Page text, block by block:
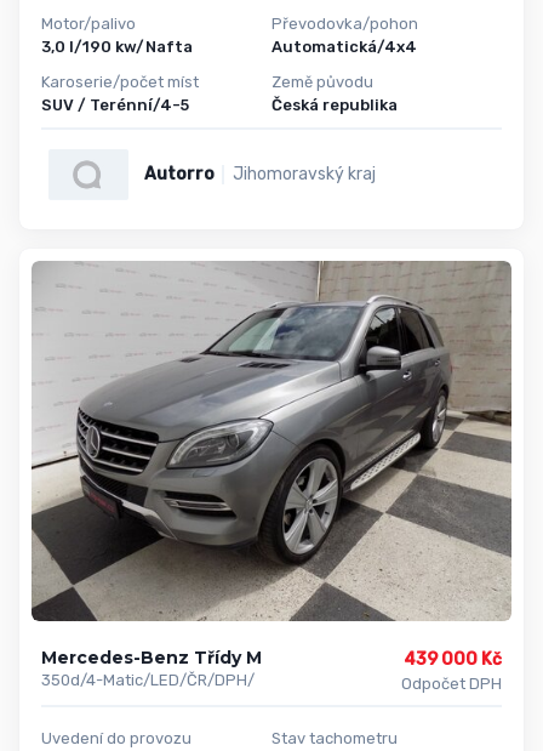
Motor/palivo
3,0 l/190 kw/Nafta
Karoserie/počet míst
SUV / Terénní/4-5
Převodovka/pohon
Automatická/4x4
Země původu
Česká republika
Autorro Jihomoravský kraj
Mercedes-Benz Třídy M
350d/4-Matic/LED/ČR/DPH/
439 000 Kč
Odpočet DPH
Uvedení do provozu
Stav tachometru